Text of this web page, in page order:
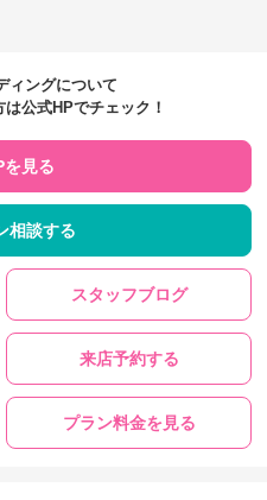
ィングについて
公式HPでチェック！
を見る
相談する
スタッフブログ
来店予約する
プラン料金を見る